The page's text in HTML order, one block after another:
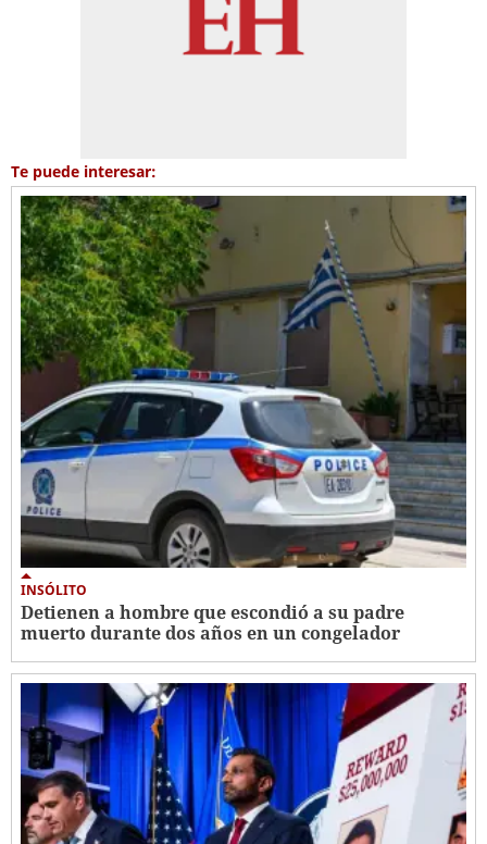
Te puede interesar:
INSÓLITO
Detienen a hombre que escondió a su padre
muerto durante dos años en un congelador